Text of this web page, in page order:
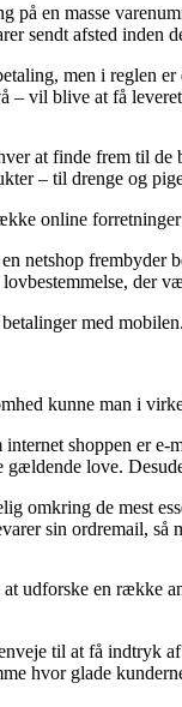
på en masse
sendt afsted inden
men i reglen
vil blive at få
at finde frem til
– til drenge og
online
netshop frembyder
der
med
kunne man i
shoppen er
gældende love.
omkring de mest
sin ordremail,
udforske en række
til at få indtryk
hvor glade